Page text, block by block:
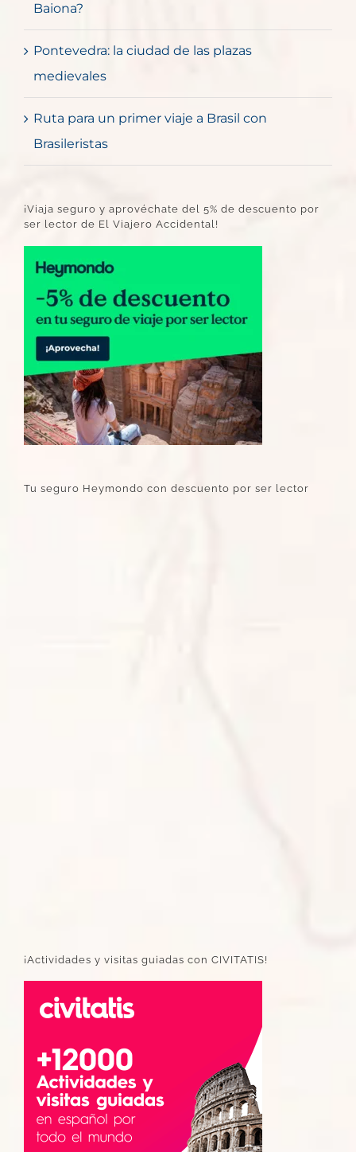
Baiona?
Pontevedra: la ciudad de las plazas
medievales
Ruta para un primer viaje a Brasil con
Brasileristas
¡Viaja seguro y aprovéchate del 5% de descuento por
ser lector de El Viajero Accidental!
Tu seguro Heymondo con descuento por ser lector
¡Actividades y visitas guiadas con CIVITATIS!